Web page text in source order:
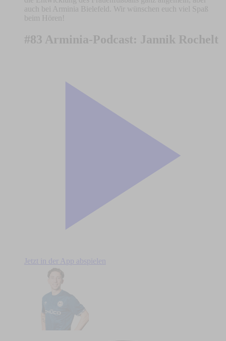
auch bei Arminia Bielefeld. Wir wünschen euch viel Spaß
beim Hören!
#83 Arminia-Podcast: Jannik Rochelt
Jetzt in der App abspielen